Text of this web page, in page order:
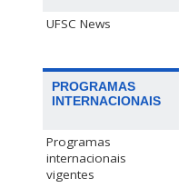
UFSC News
PROGRAMAS
INTERNACIONAIS
Programas
internacionais
vigentes